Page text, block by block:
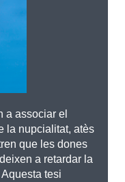
a associar el
la nupcialitat, atès
que les dones
a retardar la
tesi